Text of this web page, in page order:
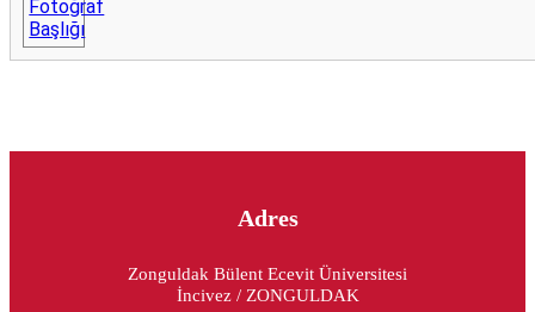
Adres
Zonguldak Bülent Ecevit Üniversitesi
İncivez / ZONGULDAK